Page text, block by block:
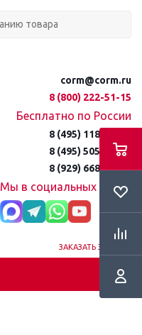
corm@corm.ru
8 (800) 222-51-15
Бесплатно по России
8 (495) 118-61-16
8 (495) 505-51-15
8 (929) 668-95-35
Мы в социальных сетях:
ЗАКАЗАТЬ ЗВОНОК